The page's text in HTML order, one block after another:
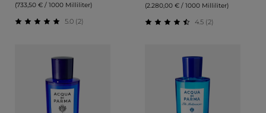
(733,50 € / 1000 Milliliter)
5.0 (2)
(2.280,00 € / 1000 Milliliter)
4.5 (2)